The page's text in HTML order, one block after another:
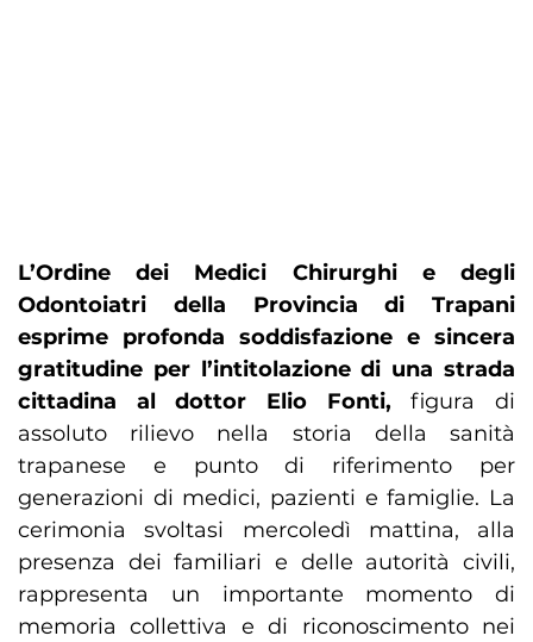
L’Ordine dei Medici Chirurghi e degli
Odontoiatri della Provincia di Trapani
esprime profonda soddisfazione e sincera
gratitudine per l’intitolazione di una strada
cittadina al dottor Elio Fonti, figura di
assoluto rilievo nella storia della sanità
trapanese e punto di riferimento per
generazioni di medici, pazienti e famiglie. La
cerimonia svoltasi mercoledì mattina, alla
presenza dei familiari e delle autorità civili,
rappresenta un importante momento di
memoria collettiva e di riconoscimento nei